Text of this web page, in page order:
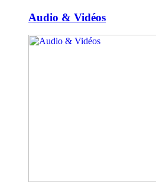
Audio & Vidéos